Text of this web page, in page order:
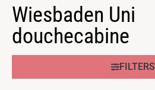
Wiesbaden Uni
douchecabine
FILTERS